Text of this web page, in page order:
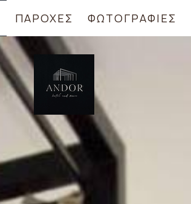
ΠΑΡΟΧΈΣ ΦΩΤΟΓΡΑΦΊΕΣ